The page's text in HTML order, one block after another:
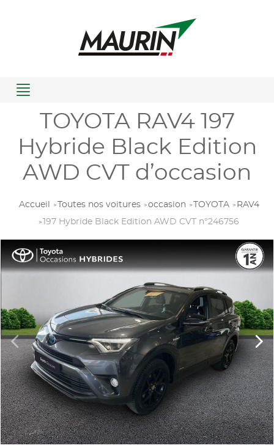
Menu
TOYOTA RAV4 197
Hybride Black Edition
AWD CVT d’occasion
Accueil Toutes nos voitures occasion TOYOTA
RAV4
197 Hybride Black Edition AWD CVT n°246756